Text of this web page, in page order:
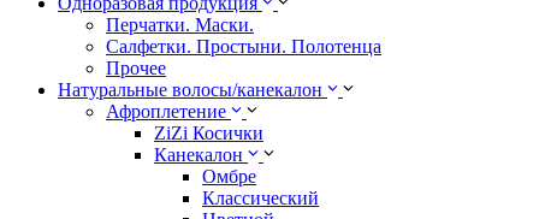
Перчатки. Маски.
Салфетки. Простыни. Полотенца
Прочее
Натуральные волосы/канекалон
Афроплетение
ZiZi Косички
Канекалон
Омбре
Классический